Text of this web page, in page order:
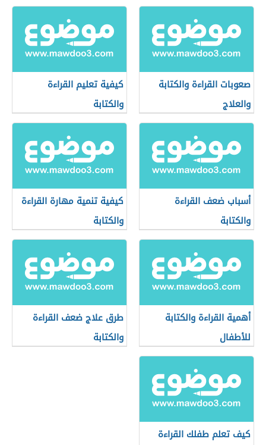
صعوبات القراءة والكتابة
والعلاج
كيفية تعليم القراءة
والكتابة
أسباب ضعف القراءة
والكتابة
كيفية تنمية مهارة القراءة
والكتابة
أهمية القراءة والكتابة
للأطفال
طرق علاج ضعف القراءة
والكتابة
كيف تعلم طفلك القراءة